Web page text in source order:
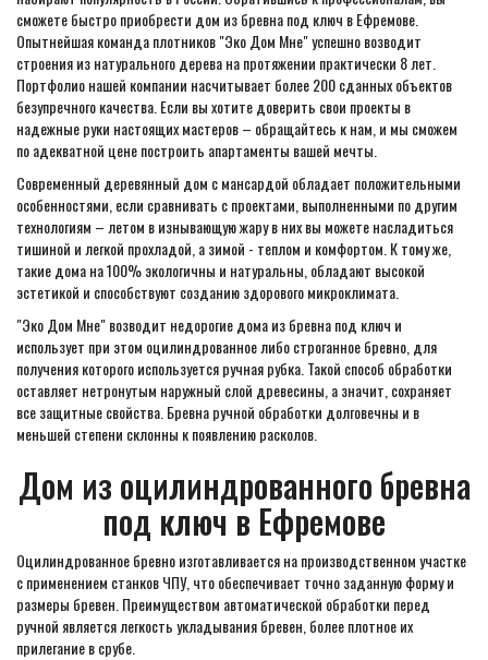
сможете быстро приобрести дом из бревна под ключ в Ефремове.
Опытнейшая команда плотников "Эко Дом Мне" успешно возводит
строения из натурального дерева на протяжении практически 8 лет.
Портфолио нашей компании насчитывает более 200 сданных объектов
безупречного качества. Если вы хотите доверить свои проекты в
надежные руки настоящих мастеров – обращайтесь к нам, и мы сможем
по адекватной цене построить апартаменты вашей мечты.
Современный деревянный дом с мансардой обладает положительными
особенностями, если сравнивать с проектами, выполненными по другим
технологиям – летом в изнывающую жару в них вы можете насладиться
тишиной и легкой прохладой, а зимой - теплом и комфортом. К тому же,
такие дома на 100% экологичны и натуральны, обладают высокой
эстетикой и способствуют созданию здорового микроклимата.
"Эко Дом Мне" возводит недорогие дома из бревна под ключ и
использует при этом оцилиндрованное либо строганное бревно, для
получения которого используется ручная рубка. Такой способ обработки
оставляет нетронутым наружный слой древесины, а значит, сохраняет
все защитные свойства. Бревна ручной обработки долговечны и в
меньшей степени склонны к появлению расколов.
Дом из оцилиндрованного бревна
под ключ в Ефремове
Оцилиндрованное бревно изготавливается на производственном участке
с применением станков ЧПУ, что обеспечивает точно заданную форму и
размеры бревен. Преимуществом автоматической обработки перед
ручной является легкость укладывания бревен, более плотное их
прилегание в срубе.